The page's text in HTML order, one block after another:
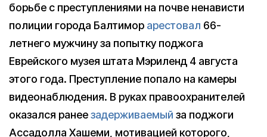
борьбе с преступлениями на почве ненависти
полиции города Балтимор арестовал 66-
летнего мужчину за попытку поджога
Еврейского музея штата Мэриленд 4 августа
этого года. Преступление попало на камеры
видеонаблюдения. В руках правоохранителей
оказался ранеезадерживаемый за поджоги
Ассадолла Хашеми, мотивацией которого,